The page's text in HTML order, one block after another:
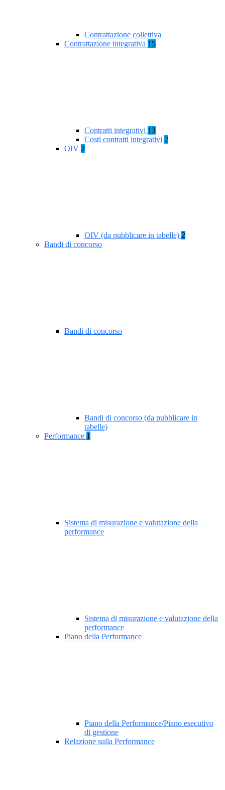
Contrattazione collettiva
Contrattazione integrativa 15
Contratti integrativi 13
Costi contratti integrativi 2
OIV 2
OIV (da pubblicare in tabelle) 2
Bandi di concorso
Bandi di concorso
Bandi di concorso (da pubblicare in
tabelle)
Performance 1
Sistema di misurazione e valutazione della
performance
Sistema di misurazione e valutazione della
performance
Piano della Performance
Piano della Performance/Piano esecutivo
di gestione
Relazione sulla Performance